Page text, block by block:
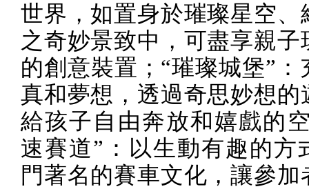
世界，如置身於璀璨星空、
之奇妙景致中，可盡享親子
的創意裝置；“璀璨城堡”：
真和夢想，透過奇思妙想的
給孩子自由奔放和嬉戲的
速賽道”：以生動有趣的方
門著名的賽車文化，讓參加